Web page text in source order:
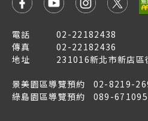
電話
02-22182438
傳真
02-22182436
地址
231016新北市新店
景美園區導覽預約
02-8219-
綠島園區導覽預約
089-